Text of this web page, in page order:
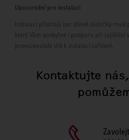
Upozornění pro instalaci
Instalaci přístrojů bez síťové zástrčky
který Vám poskytne i podporu při zajištění
provozovatele sítě k instalaci zařízení.
Kontaktujte